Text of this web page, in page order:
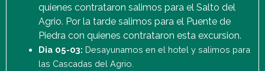
quienes contrataron salimos para el Salto del
Agrio. Por la tarde salimos para el Puente de
Piedra con quienes contrataron esta excursion.
Dia 05-03: Desayunamos en el hotel y salimos para
las Cascadas del Agrio.